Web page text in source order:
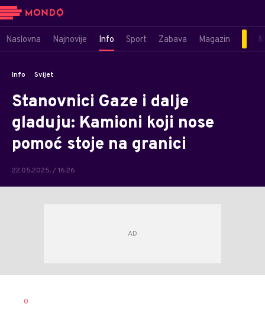
Naslovna Najnovije Info Sport Zabava Magazin
Info Svijet
Stanovnici Gaze i dalje
gladuju: Kamioni koji nose
pomoć stoje na granici
22.05.2025. / 16:26
AUTOR
0